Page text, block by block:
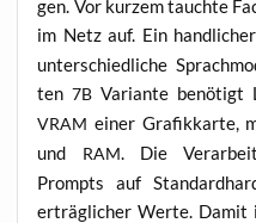
gen. Vor kur­zem tauch­te
im Netz auf. Ein
unter­schied­li­che
ten7B Vari­an­te benö­tigt
VRAM einer Gra­fik­kar­te,
und
RAM. Die
Prompts auf
erträg­li­cher Wer­te. Damit